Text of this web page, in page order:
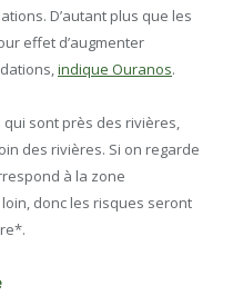
D’autant plus que les
effet d’augmenter
indique Ouranos.
qui sont près des rivières,
des rivières. Si on regarde
à la zone
donc les risques seront